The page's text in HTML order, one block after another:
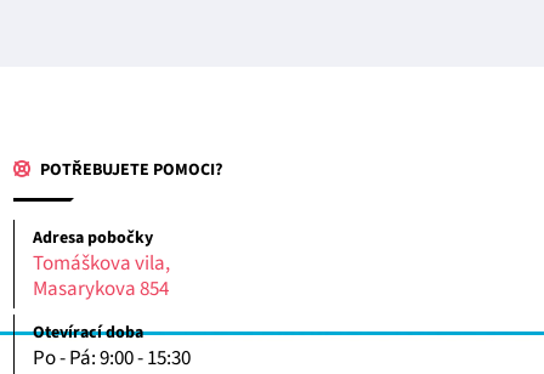
POTŘEBUJETE POMOCI?
Adresa pobočky
Tomáškova vila,
Masarykova 854
Otevírací doba
Po - Pá: 9:00 - 15:30